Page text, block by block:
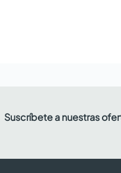
Suscríbete a nuestras